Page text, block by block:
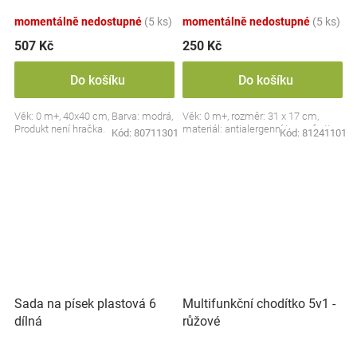
momentálně nedostupné (5 ks)
507 Kč
Do košíku
Věk: 0 m+, 40x40 cm, Barva: modrá,
Produkt není hračka.
Kód: 80711301
momentálně nedostupné (5 ks)
250 Kč
Do košíku
Věk: 0 m+, rozměr: 31 x 17 cm,
materiál: antialergenní termofrotte
Kód: 81241101
Sada na písek plastová 6
dílná
Multifunkční chodítko 5v1 -
růžové